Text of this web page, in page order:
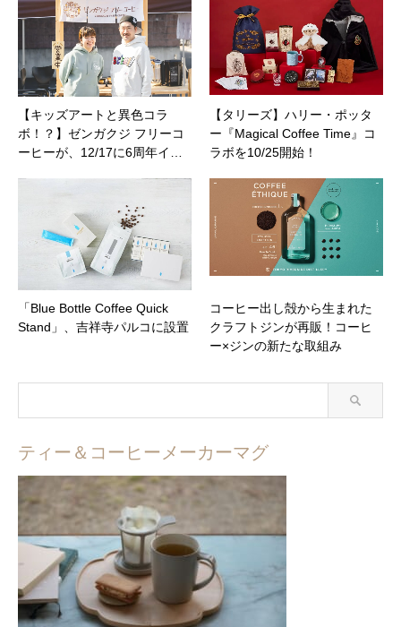
【キッズアートと異色コラ
ボ！？】ゼンガクジ フリーコ
ーヒーが、12/17に6周年イ…
【タリーズ】ハリー・ポッタ
ー『Magical Coffee Time』コ
ラボを10/25開始！
「Blue Bottle Coffee Quick
Stand」、吉祥寺パルコに設置
コーヒー出し殻から生まれた
クラフトジンが再販！コーヒ
ー×ジンの新たな取組み
ティー＆コーヒーメーカーマグ